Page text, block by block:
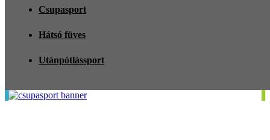
Csupasport
Hátsó füves
Utánpótlássport